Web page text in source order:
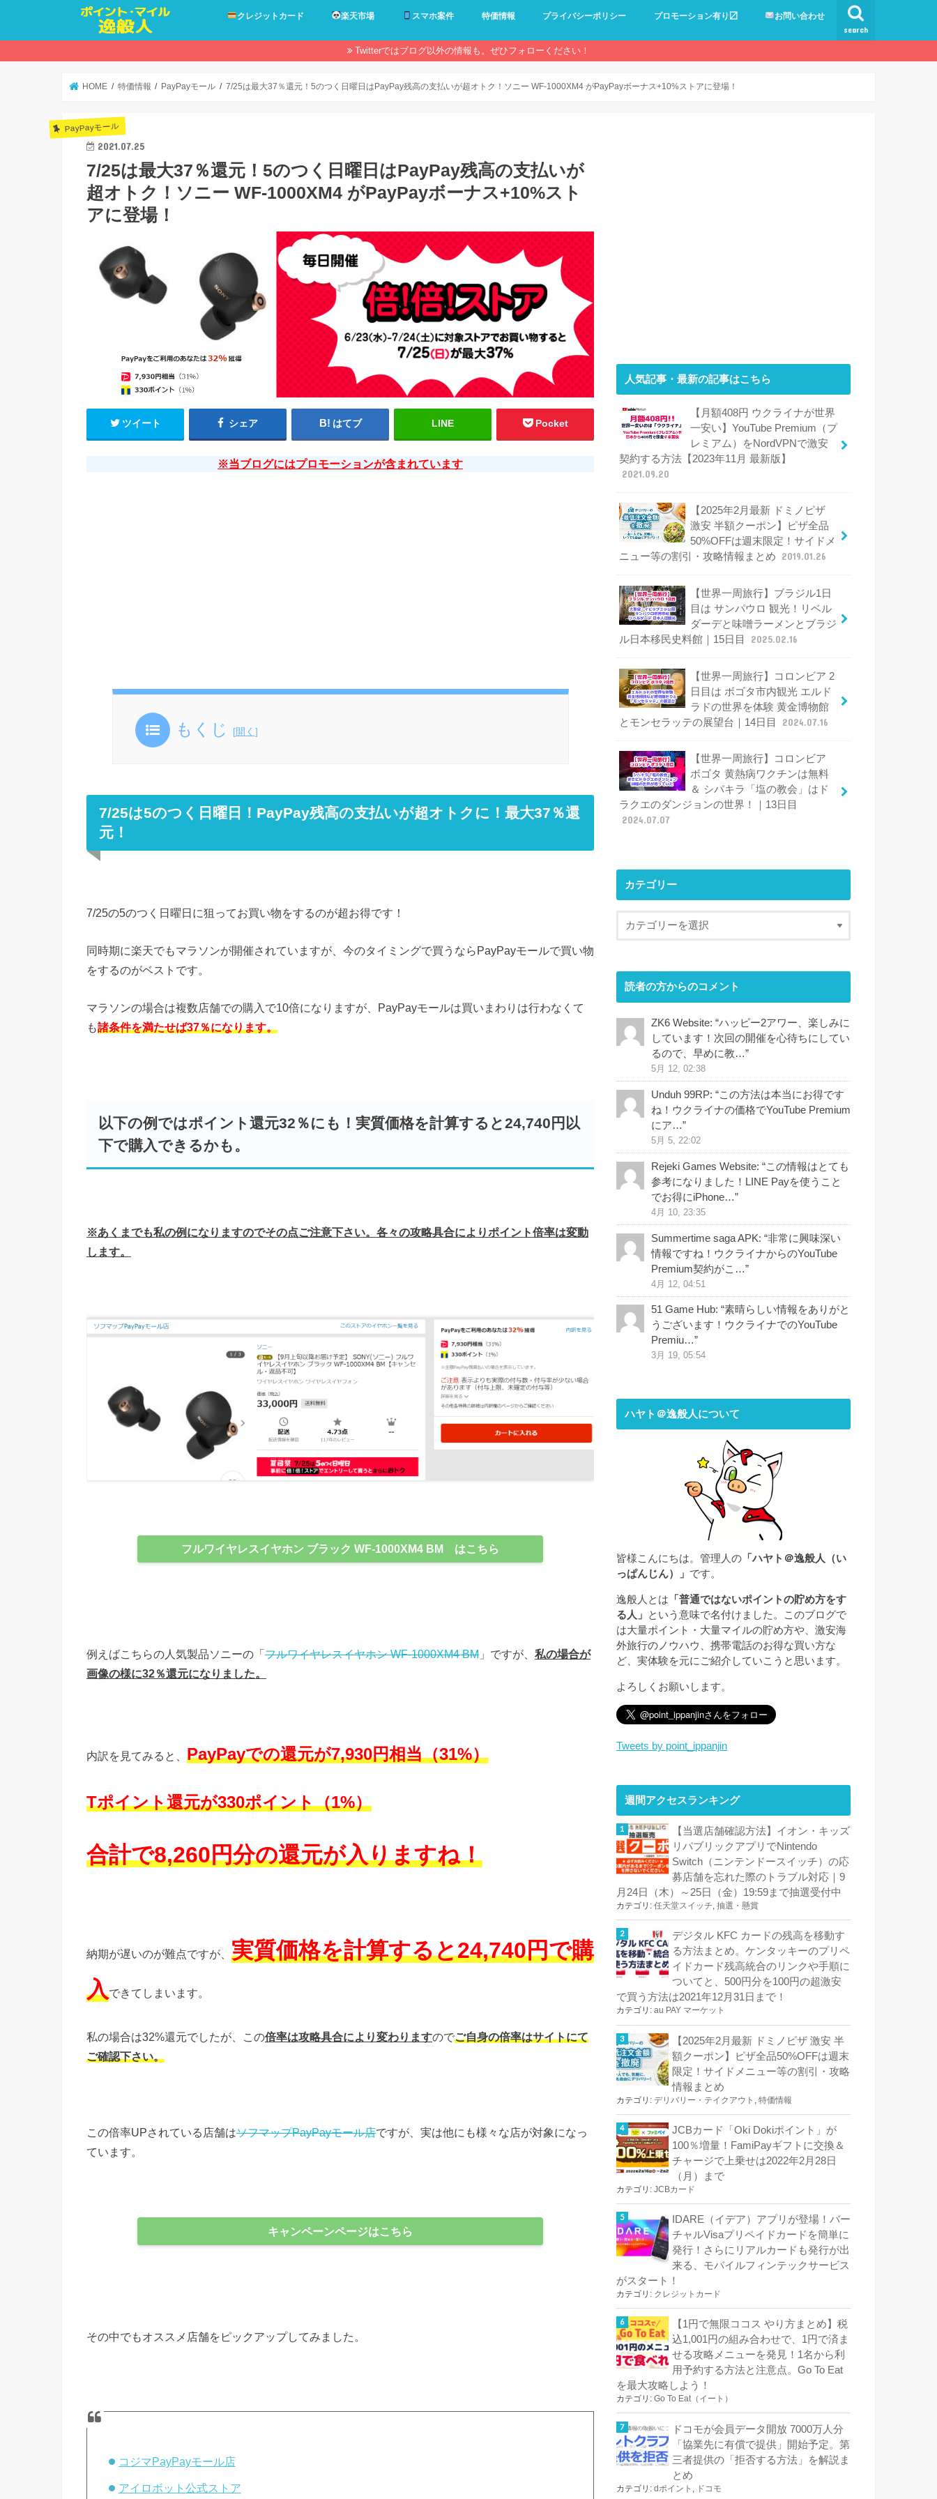
search
クレジットカード 楽天市場 スマホ案件 特価情報 プライバシーポリシー プロモーション有り〼 お問い合わせ
Twitterではブログ以外の情報も。ぜひフォローください！
HOME 特価情報 PayPayモール 7/25は最大37％還元！5のつく日曜日はPayPay残高の支払いが超オトク！ソニー WF-1000XM4 がPayPayボーナス+10%ストアに登場！
PayPayモール
2021.07.25
7/25は最大37％還元！5のつく日曜日はPayPay残高の支払いが
超オトク！ソニー WF-1000XM4 がPayPayボーナス+10%スト
アに登場！
ツイート シェア はてブ LINE Pocket
※当ブログにはプロモーションが含まれています
もくじ [開く ]
7/25は5のつく日曜日！PayPay残高の支払いが超オトクに！最大37％還
元！
7/25の5のつく日曜日に狙ってお買い物をするのが超お得です！
同時期に楽天でもマラソンが開催されていますが、今のタイミングで買うならPayPayモールで買い物
をするのがベストです。
マラソンの場合は複数店舗での購入で10倍になりますが、PayPayモールは買いまわりは行わなくて
も諸条件を満たせば37％になります。
以下の例ではポイント還元32％にも！実質価格を計算すると24,740円以
下で購入できるかも。
※あくまでも私の例になりますのでその点ご注意下さい。各々の攻略具合によりポイント倍率は変動
します。
フルワイヤレスイヤホン ブラック WF-1000XM4 BM はこちら
例えばこちらの人気製品ソニーの「 フルワイヤレスイヤホン WF-1000XM4 BM 」ですが、 私の場合が
画像の様に32％還元になりました。
内訳を見てみると、 PayPayでの還元が7,930円相当（31%）
Tポイント還元が330ポイント（1%）
合計で8,260円分の還元が入りますね！
納期が遅いのが難点ですが、 実質価格を計算すると24,740円で購
入できてしまいます。
私の場合は32%還元でしたが、この倍率は攻略具合により変わりますのでご自身の倍率はサイトにて
ご確認下さい。
この倍率UPされている店舗はソフマップPayPayモール店ですが、実は他にも様々な店が対象になっ
ています。
キャンペーンページはこちら
その中でもオススメ店舗をピックアップしてみました。
コジマPayPayモール店
アイロボット公式ストア
人気記事・最新の記事はこちら
【月額408円 ウクライナが世界
一安い】YouTube Premium（プ
レミアム）をNordVPNで激安
契約する方法【2023年11月 最新版】
2021.09.20
【2025年2月最新 ドミノピザ
激安 半額クーポン】ピザ全品
50%OFFは週末限定！サイドメ
ニュー等の割引・攻略情報まとめ
2019.01.26
【世界一周旅行】ブラジル1日
目は サンパウロ 観光！リベル
ダーデと味噌ラーメンとブラジ
ル日本移民史料館｜15日目
2025.02.16
【世界一周旅行】コロンビア 2
日目は ボゴタ市内観光 エルド
ラドの世界を体験 黄金博物館
とモンセラッテの展望台｜14日目
2024.07.16
【世界一周旅行】コロンビア
ボゴタ 黄熱病ワクチンは無料
＆ シパキラ「塩の教会」はド
ラクエのダンジョンの世界！｜13日目
2024.07.07
カテゴリー
読者の方からのコメント
ZK6 Website: “ハッピー2アワー、楽しみに
しています！次回の開催を心待ちにしてい
るので、早めに教…”
5月 12, 02:38
Unduh 99RP: “この方法は本当にお得です
ね！ウクライナの価格でYouTube Premium
にア…”
5月 5, 22:02
Rejeki Games Website: “この情報はとても
参考になりました！LINE Payを使うこと
でお得にiPhone…”
4月 10, 23:35
Summertime saga APK: “非常に興味深い
情報ですね！ウクライナからのYouTube
Premium契約がこ…”
4月 12, 04:51
51 Game Hub: “素晴らしい情報をありがと
うございます！ウクライナでのYouTube
Premiu…”
3月 19, 05:54
ハヤト＠逸般人について
皆様こんにちは。管理人の 「ハヤト＠逸般人（い
っぱんじん）」 です。
逸般人とは 「普通ではないポイントの貯め方をす
る人」
という意味で名付けました。このブログで
は大量ポイント・大量マイルの貯め方や、激安海
外旅行のノウハウ、携帯電話のお得な買い方な
ど、実体験を元にご紹介していこうと思います。
よろしくお願いします。
Tweets by point_ippanjin
週間アクセスランキング
【当選店舗確認方法】イオン・キッズ
リパブリックアプリでNintendo
Switch（ニンテンドースイッチ）の応
募店舗を忘れた際のトラブル対応｜9
月24日（木）～25日（金）19:59まで抽選受付中
カテゴリ: 任天堂スイッチ, 抽選・懸賞
デジタル KFC カードの残高を移動す
る方法まとめ。ケンタッキーのプリペ
イドカード残高統合のリンクや手順に
ついてと、500円分を100円の超激安
で買う方法は2021年12月31日まで！
カテゴリ: au PAY マーケット
【2025年2月最新 ドミノピザ 激安 半
額クーポン】ピザ全品50%OFFは週末
限定！サイドメニュー等の割引・攻略
情報まとめ
カテゴリ: デリバリー・テイクアウト 特価情報
JCBカード「Oki Dokiポイント」が
100％増量！FamiPayギフトに交換＆
チャージで上乗せは2022年2月28日
（月）まで
カテゴリ: JCBカード
IDARE（イデア）アプリが登場！バー
チャルVisaプリペイドカードを簡単に
発行！さらにリアルカードも発行が出
来る、モバイルフィンテックサービス
がスタート！
カテゴリ: クレジットカード
【1円で無限ココス やり方まとめ】税
込1,001円の組み合わせで、1円で済ま
せる攻略メニューを発見！1名から利
用予約する方法と注意点。Go To Eat
を最大攻略しよう！
カテゴリ: Go To Eat（イート）
ドコモが会員データ開放 7000万人分
「協業先に有償で提供」開始予定。第
三者提供の「拒否する方法」を解説ま
とめ
カテゴリ: dポイント ドコモ